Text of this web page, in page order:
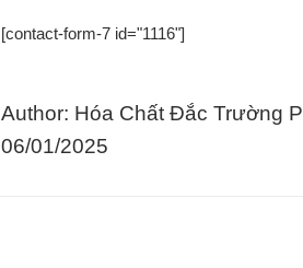
[contact-form-7 id="1116"]
Author: Hóa Chất Đắc Trường
06/01/2025